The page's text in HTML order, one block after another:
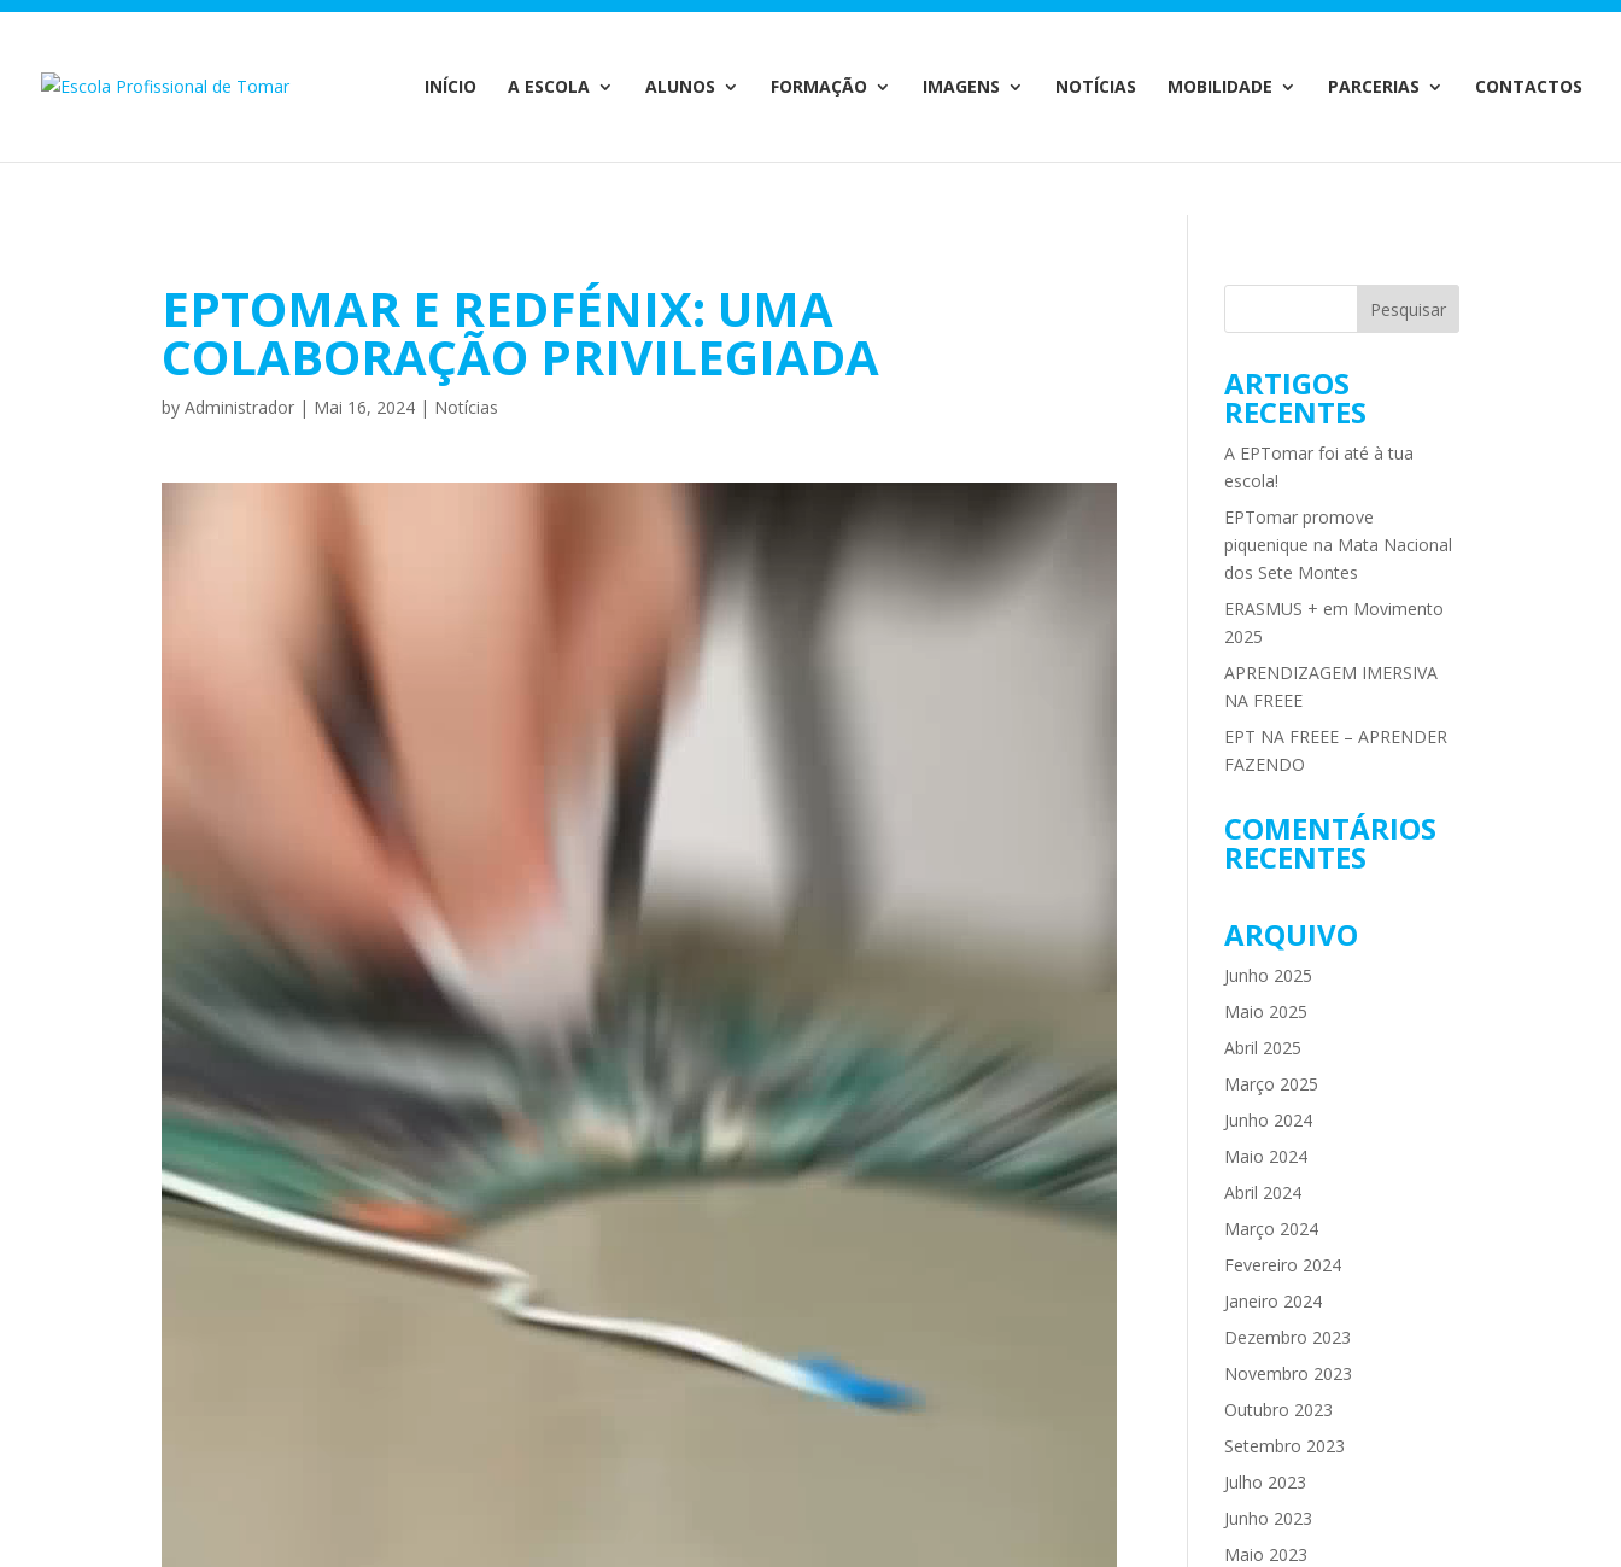
INÍCIO
A ESCOLA ALUNOS FORMAÇÃO IMAGENS NOTÍCIAS MOBILIDADE PARCERIAS CONTACTOS
EPTOMAR E REDFÉNIX: UMA
COLABORAÇÃO PRIVILEGIADA
byAdministrador | Mai 16, 2024 | Notícias
ARTIGOS
RECENTES
A EPTomar foi até à tua
escola!
EPTomar promove
piquenique na Mata Nacional
dos Sete Montes
ERASMUS + em Movimento
2025
APRENDIZAGEM IMERSIVA
NA FREEE
EPT NA FREEE – APRENDER
FAZENDO
COMENTÁRIOS
RECENTES
ARQUIVO
Junho 2025
Maio 2025
Abril 2025
Março 2025
Junho 2024
Maio 2024
Abril 2024
Março 2024
Fevereiro 2024
Janeiro 2024
Dezembro 2023
Novembro 2023
Outubro 2023
Setembro 2023
Julho 2023
Junho 2023
Maio 2023